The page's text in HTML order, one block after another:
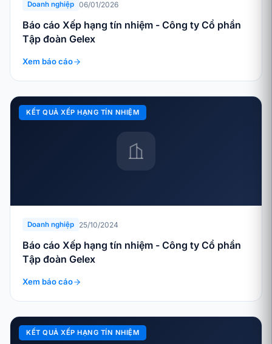
Doanh nghiệp 06/01/2026
Báo cáo Xếp hạng tín nhiệm - Công ty Cổ phần
Tập đoàn Gelex
Xem báo cáo
KẾT QUẢ XẾP HẠNG TÍN NHIỆM
Doanh nghiệp 25/10/2024
Báo cáo Xếp hạng tín nhiệm - Công ty Cổ phần
Tập đoàn Gelex
Xem báo cáo
KẾT QUẢ XẾP HẠNG TÍN NHIỆM